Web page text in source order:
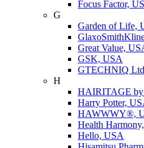
Focus Factor,
G
Garden of Life,
Great Value,
GSK, USA
GTECHNIQ Ltd
H
HAIRITAGE
Harry Potter,
HAWWWY®,
Health
Hello, USA